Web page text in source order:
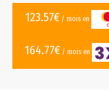
123.57€/ mois en
164.77€/ mois en